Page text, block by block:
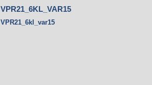
VPR21_6KL_VAR15
VPR21_6kl_var15